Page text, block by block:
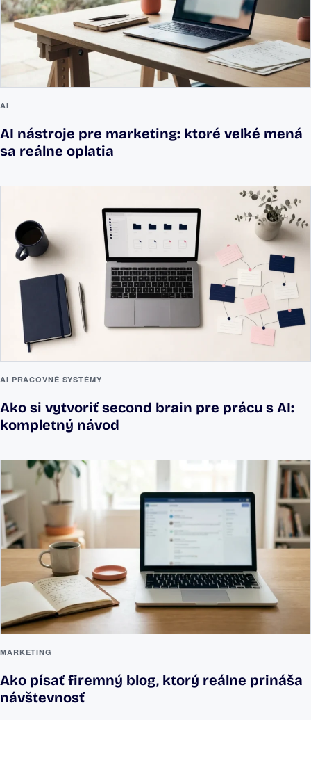
AI
AI nástroje pre marketing: ktoré veľké mená
sa reálne oplatia
AI PRACOVNÉ SYSTÉMY
Ako si vytvoriť second brain pre prácu s AI:
kompletný návod
MARKETING
Ako písať firemný blog, ktorý reálne prináša
návštevnosť